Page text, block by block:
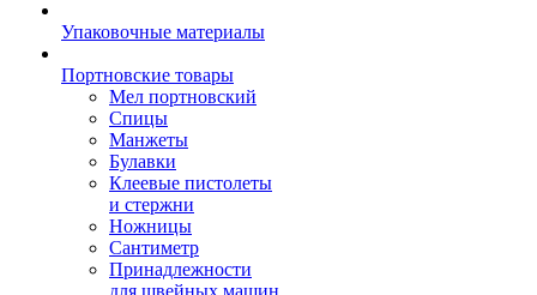
Упаковочные материалы
Портновские товары
Мел портновский
Спицы
Манжеты
Булавки
Клеевые пистолеты
и стержни
Ножницы
Сантиметр
Принадлежности
для швейных машин